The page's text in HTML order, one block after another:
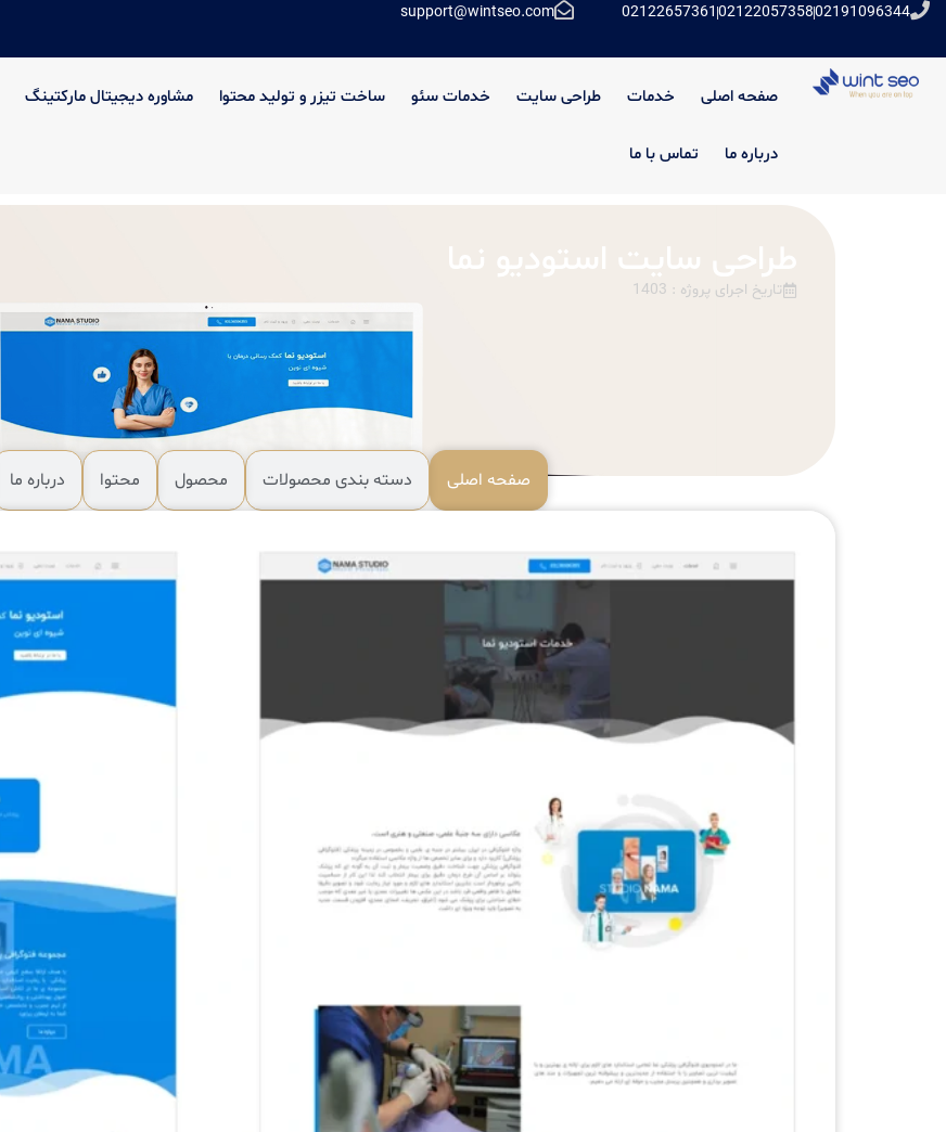
02191096344
02122057358
02122657361
support@wintseo.com
صفحه اصلی خدمات طراحی سایت خدمات سئو ساخت تیزر و تولید محتوا مشاوره دیجیتال مارکتینگ
درباره ما تماس با ما
طراحی سایت استودیو نما
تاریخ اجرای پروژه : 1403
صفحه اصلی دسته بندی محصولات محصول محتوا درباره ما